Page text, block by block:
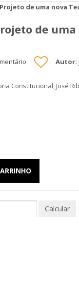
de uma nova
de
Autor:
Constitucional, José
Calcular